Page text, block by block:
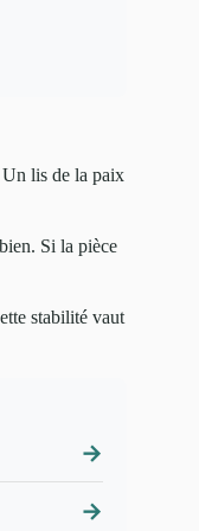
Un lis de la paix
Si la pièce
stabilité vaut
→
→